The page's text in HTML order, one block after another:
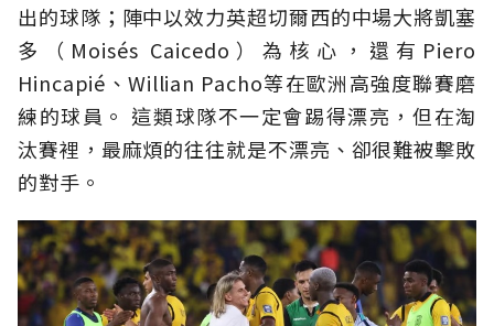
出的球隊；陣中以效力英超切爾西的中場大將凱塞
多（Moisés Caicedo）為核心，還有Piero
Hincapié、Willian Pacho等在歐洲高強度聯賽磨
練的球員。 這類球隊不一定會踢得漂亮，但在淘
汰賽裡，最麻煩的往往就是不漂亮、卻很難被擊敗
的對手。